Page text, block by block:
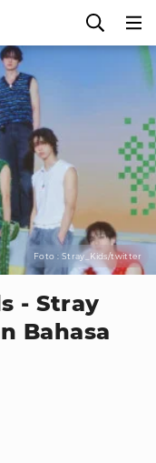
Foto : Stray_Kids/twitter
- Stray
Bahasa